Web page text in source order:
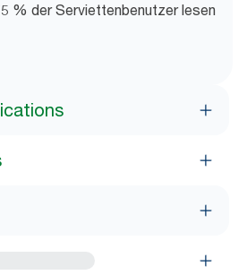
% der Serviettenbenutzer lesen